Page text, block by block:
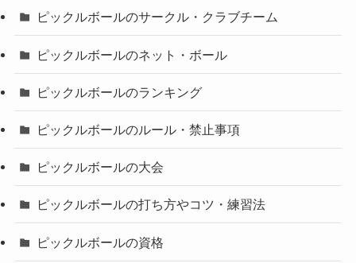
ピックルボールのサークル・クラブチーム
ピックルボールのネット・ボール
ピックルボールのランキング
ピックルボールのルール・禁止事項
ピックルボールの大会
ピックルボールの打ち方やコツ・練習法
ピックルボールの資格